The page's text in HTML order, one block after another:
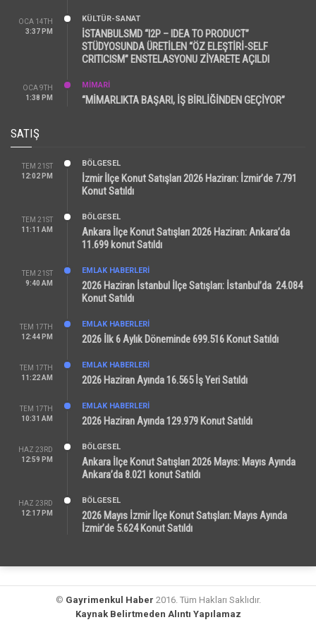
OCA 14TH
3:37 PM
KÜLTÜR-SANAT
İSTANBULSMD “I2P – IDEA TO PRODUCT”
STÜDYOSUNDA ÜRETİLEN “ÖZ ELEŞTİRİ-SELF
CRITICISM” ENSTELASYONU ZİYARETE AÇILDI
OCA 9TH
1:38 PM
MİMARİ
“MİMARLIKTA BAŞARI, İŞ BİRLİĞİNDEN GEÇİYOR”
SATIŞ
TEM 21ST
12:02 PM
BÖLGESEL
İzmir İlçe Konut Satışları 2026 Haziran: İzmir’de 7.791
Konut Satıldı
TEM 21ST
11:11 AM
BÖLGESEL
Ankara İlçe Konut Satışları 2026 Haziran: Ankara’da
11.699 konut Satıldı
TEM 21ST
9:40 AM
EMLAK HABERLERI
2026 Haziran İstanbul İlçe Satışları: İstanbul’da 24.084
Konut Satıldı
TEM 17TH
12:44 PM
EMLAK HABERLERI
2026 İlk 6 Aylık Döneminde 699.516 Konut Satıldı
TEM 17TH
11:22 AM
EMLAK HABERLERI
2026 Haziran Ayında 16.565 İş Yeri Satıldı
TEM 17TH
10:31 AM
EMLAK HABERLERI
2026 Haziran Ayında 129.979 Konut Satıldı
HAZ 23RD
12:59 PM
BÖLGESEL
Ankara İlçe Konut Satışları 2026 Mayıs: Mayıs Ayında
Ankara’da 8.021 konut Satıldı
HAZ 23RD
12:17 PM
BÖLGESEL
2026 Mayıs İzmir İlçe Konut Satışları: Mayıs Ayında
İzmir’de 5.624 Konut Satıldı
© Gayrimenkul Haber 2016. Tüm Hakları Saklıdır.
Kaynak Belirtmeden Alıntı Yapılamaz